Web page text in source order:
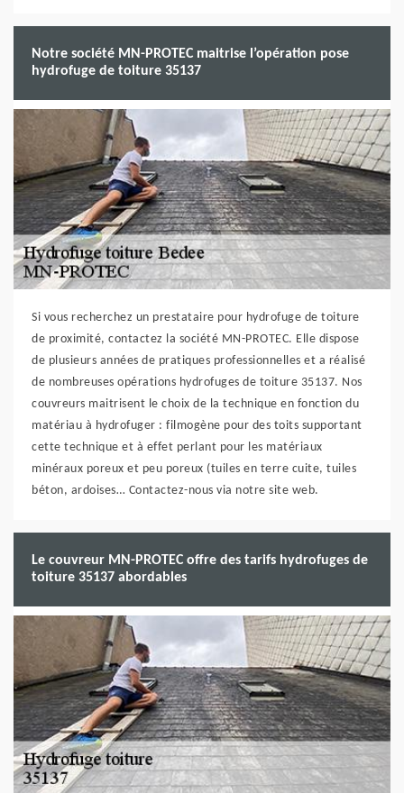
Notre société MN-PROTEC maitrise l’opération pose
hydrofuge de toiture 35137
Si vous recherchez un prestataire pour hydrofuge de toiture
de proximité, contactez la société MN-PROTEC. Elle dispose
de plusieurs années de pratiques professionnelles et a réalisé
de nombreuses opérations hydrofuges de toiture 35137. Nos
couvreurs maitrisent le choix de la technique en fonction du
matériau à hydrofuger : filmogène pour des toits supportant
cette technique et à effet perlant pour les matériaux
minéraux poreux et peu poreux (tuiles en terre cuite, tuiles
béton, ardoises… Contactez-nous via notre site web.
Le couvreur MN-PROTEC offre des tarifs hydrofuges de
toiture 35137 abordables